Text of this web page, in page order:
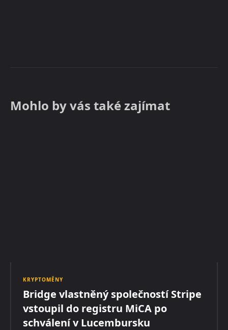
Mohlo by vás také zajímat
KRYPTOMĚNY
Bridge vlastněný společností Stripe
vstoupil do registru MiCA po
schválení v Lucembursku